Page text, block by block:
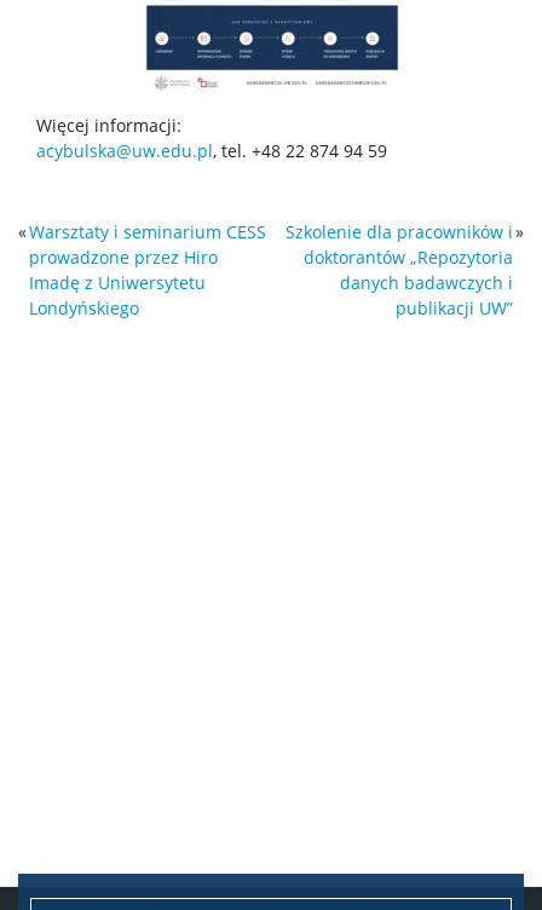
Więcej informacji:
acybulska@uw.edu.pl, tel. +48 22 874 94 59
«Warsztaty i seminarium CESS
prowadzone przez Hiro
Imadę z Uniwersytetu
Londyńskiego
Szkolenie dla pracowników i
doktorantów „Repozytoria
danych badawczych i
publikacji UW”
»